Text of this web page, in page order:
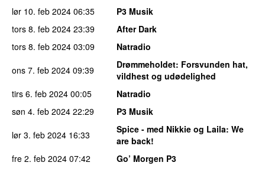
lør 10. feb 2024 06:35
P3 Musik
tors 8. feb 2024 23:39
After Dark
tors 8. feb 2024 03:09
Natradio
ons 7. feb 2024 09:39 Drømmeholdet: Forsvunden hat,
vildhest og udødelighed
tirs 6. feb 2024 00:05
Natradio
søn 4. feb 2024 22:29
P3 Musik
lør 3. feb 2024 16:33 Spice - med Nikkie og Laila: We
are back!
fre 2. feb 2024 07:42
Go’ Morgen P3